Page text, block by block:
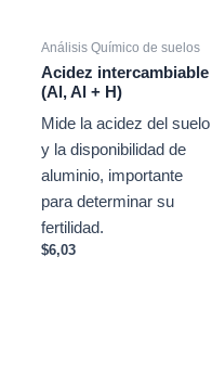
Análisis Químico de suelos
Acidez intercambiable
(Al, Al + H)
Mide la acidez del suelo
y la disponibilidad de
aluminio, importante
para determinar su
fertilidad.
$6,03